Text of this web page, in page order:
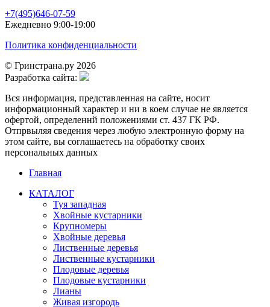
+7(495)646-07-59
Ежедневно 9:00-19:00
Политика конфиденциальности
© Гринстрана.ру 2026
Разработка сайта:
Вся информация, представленная на сайте, носит
информационный характер и ни в коем случае не является
офертой, определеннй положениями ст. 437 ГК РФ.
Отпрвыляя сведения через любую электронную форму на
этом сайте, вы соглашаетесь на обработку своих
персональных данных
Главная
КАТАЛОГ
Туя западная
Хвойные кустарники
Крупномеры
Хвойные деревья
Лиственные деревья
Лиственные кустарники
Плодовые деревья
Плодовые кустарники
Лианы
Живая изгородь